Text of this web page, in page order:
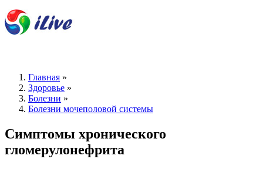
Главная »
Здоровье »
Болезни »
Болезни мочеполовой системы
Симптомы хронического
гломерулонефрита